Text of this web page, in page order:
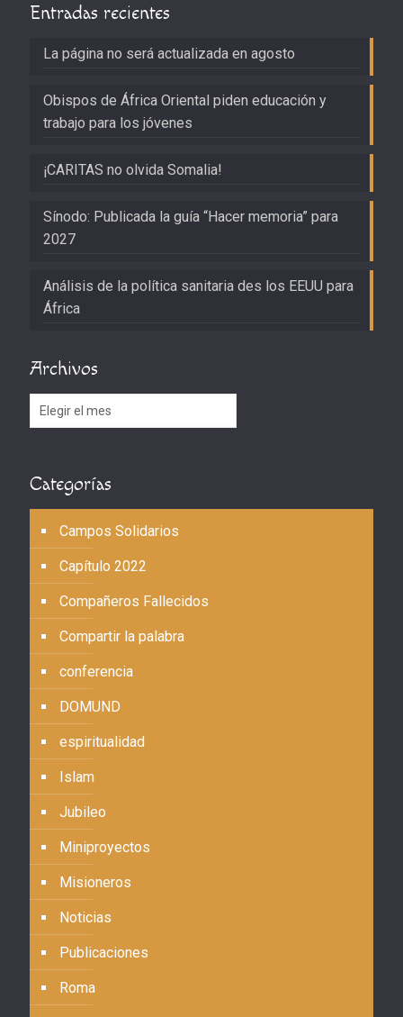
Entradas recientes
La página no será actualizada en agosto
Obispos de África Oriental piden educación y
trabajo para los jóvenes
¡CARITAS no olvida Somalia!
Sínodo: Publicada la guía “Hacer memoria” para
2027
Análisis de la política sanitaria des los EEUU para
África
Archivos
Archivos
Categorías
Campos Solidarios
Capítulo 2022
Compañeros Fallecidos
Compartir la palabra
conferencia
DOMUND
espiritualidad
Islam
Jubileo
Miniproyectos
Misioneros
Noticias
Publicaciones
Roma